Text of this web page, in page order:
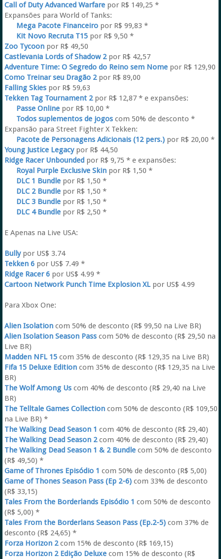
Call of Duty Advanced Warfarepor R$ 149,25 *
Expansões para World of Tanks:
Mega Pacote Financeiropor R$ 99,83 *
Kit Novo Recruta T15por R$ 9,50 *
Zoo Tycoonpor R$ 49,50
Castlevania Lords of Shadow 2por R$ 42,57
Adventure Time: O Segredo do Reino sem Nomepor R$ 129,90
Como Treinar seu Dragão 2por R$ 89,00
Falling Skiespor R$ 59,63
Tekken Tag Tournament 2por R$ 12,87 * e expansões:
Passe Onlinepor R$ 10,00 *
Todos suplementos de jogoscom 50% de desconto *
Expansão para Street Fighter X Tekken:
Pacote de Personagens Adicionais (12 pers.)por R$ 20,00 *
Young Justice Legacypor R$ 44,50
Ridge Racer Unboundedpor R$ 9,75 * e expansões:
Royal Purple Exclusive Skin por R$ 1,50 *
DLC 1 Bundlepor R$ 1,50 *
DLC 2 Bundlepor R$ 1,50 *
DLC 3 Bundlepor R$ 1,50 *
DLC 4 Bundlepor R$ 2,50 *
E Apenas na Live USA:
Bullypor US$ 3.74
Tekken 6por US$ 7.49 *
Ridge Racer 6por US$ 4.99 *
Cartoon Network Punch Time Explosion XLpor US$ 4.99
Para Xbox One:
Alien Isolationcom 50% de desconto (R$ 99,50 na Live BR)
Alien Isolation Season Passcom 50% de desconto (R$ 29,50 na
Live BR)
Madden NFL 15com 35% de desconto (R$ 129,35 na Live BR)
Fifa 15 Deluxe Editioncom 35% de desconto (R$ 129,35 na Live
BR)
The Wolf Among Uscom 40% de desconto (R$ 29,40 na Live
BR)
The Telltale Games Collectioncom 50% de desconto (R$ 109,50
na Live BR) *
The Walking Dead Season 1 com 40% de desconto (R$ 29,40)
The Walking Dead Season 2com 40% de desconto (R$ 29,40)
The Walking Dead Season 1 & 2 Bundlecom 50% de desconto
(R$ 49,50) *
Game of Thrones Episódio 1 com 50% de desconto (R$ 5,00)
Game of Thones Season Pass (Ep 2-6)com 33% de desconto
(R$ 33,15)
Tales From the Borderlands Episódio 1 com 50% de desconto
(R$ 5,00) *
Tales From the Borderlans Season Pass (Ep.2-5)com 37% de
desconto (R$ 24,65) *
Forza Horizon 2com 15% de desconto (R$ 169,15)
Forza Horizon 2 Edição Deluxecom 15% de desconto (R$